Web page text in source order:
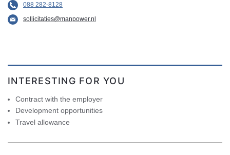
088 282-8128
sollicitaties@manpower.nl
INTERESTING FOR YOU
Contract with the employer
Development opportunities
Travel allowance